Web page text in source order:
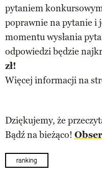
pytaniem
poprawnie na pytanie i
momentu wysłania
odpowiedzi będzie
zł!
Więcej informacji na
Dziękujemy, że
Bądź na bieżąco!
ranking